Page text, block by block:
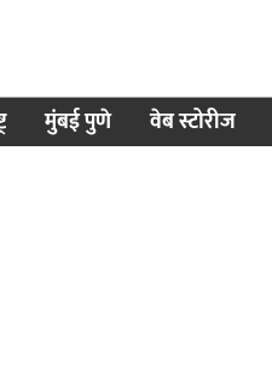
मुंबई पुणे वेब स्टोरीज